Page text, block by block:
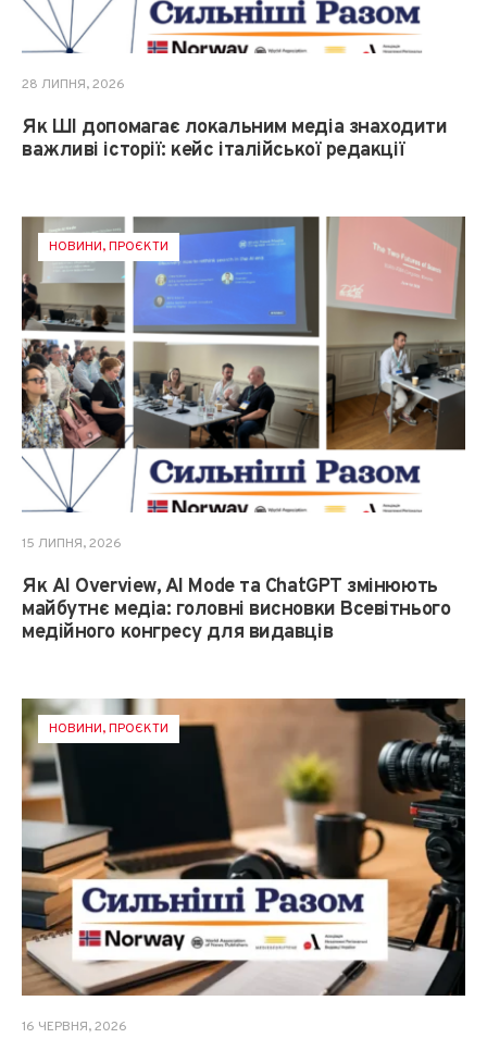
28 ЛИПНЯ, 2026
Як ШІ допомагає локальним медіа знаходити
важливі історії: кейс італійської редакції
НОВИНИ,ПРОЄКТИ
15 ЛИПНЯ, 2026
Як AI Overview, AI Mode та ChatGPT змінюють
майбутнє медіа: головні висновки Всевітнього
медійного конгресу для видавців
НОВИНИ,ПРОЄКТИ
16 ЧЕРВНЯ, 2026